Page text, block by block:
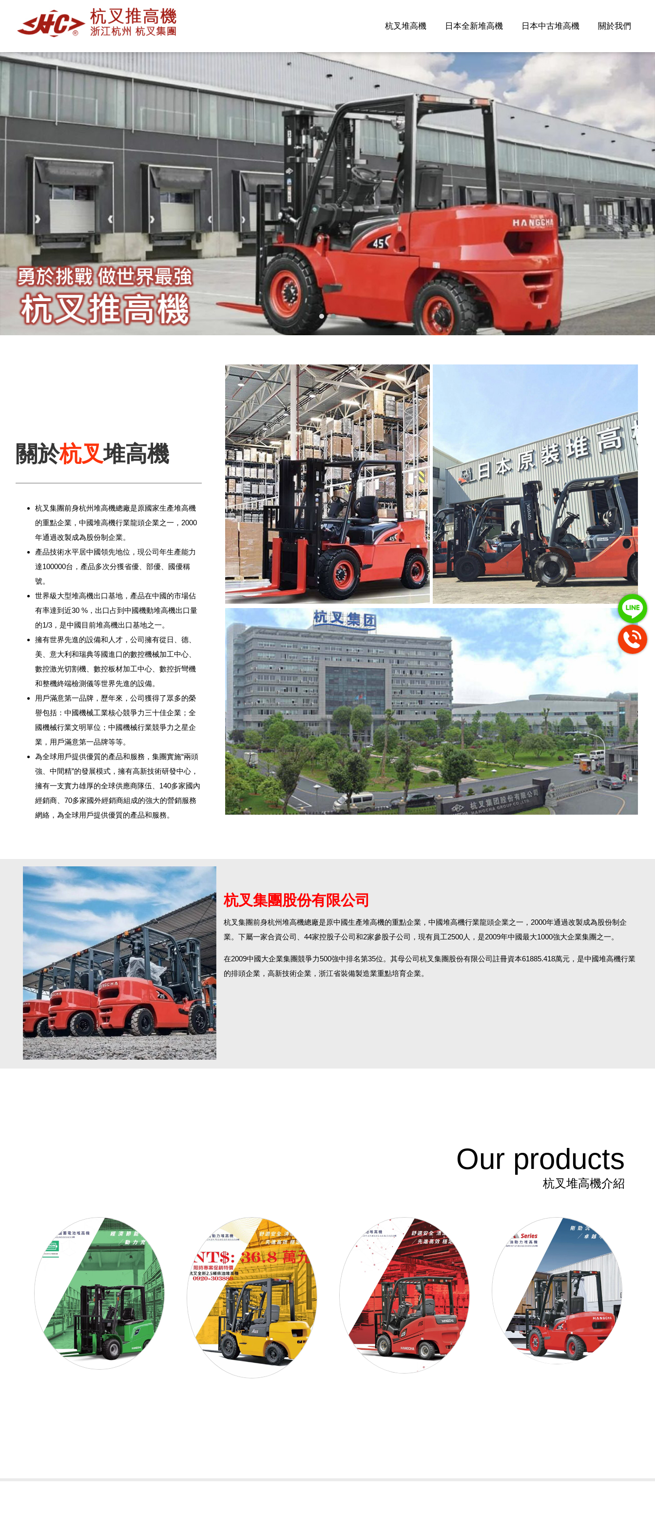
杭叉堆高機 日本全新堆高機 日本中古堆高機 關於我們
關於杭叉堆高機
杭叉集團前身杭州堆高機總廠是原國家生產堆高機
的重點企業，中國堆高機行業龍頭企業之一，2000
年通過改製成為股份制企業。
產品技術水平居中國領先地位，現公司年生產能力
達100000台，產品多次分獲省優、部優、國優稱
號。
世界級大型堆高機出口基地，產品在中國的市場佔
有率達到近30 %，出口占到中國機動堆高機出口量
的1/3，是中國目前堆高機出口基地之一。
擁有世界先進的設備和人才，公司擁有從日、德、
美、意大利和瑞典等國進口的數控機械加工中心、
數控激光切割機、數控板材加工中心、數控折彎機
和整機終端檢測儀等世界先進的設備。
用戶滿意第一品牌，歷年來，公司獲得了眾多的榮
譽包括：中國機械工業核心競爭力三十佳企業；全
國機械行業文明單位；中國機械行業競爭力之星企
業，用戶滿意第一品牌等等。
為全球用戶提供優質的產品和服務，集團實施“兩頭
強、中間精”的發展模式，擁有高新技術研發中心，
擁有一支實力雄厚的全球供應商隊伍、140多家國內
經銷商、70多家國外經銷商組成的強大的營銷服務
網絡，為全球用戶提供優質的產品和服務。
杭叉集團股份有限公司
杭叉集團前身杭州堆高機總廠是原中國生產堆高機的重點企業，中國堆高機行業龍頭企業之一，2000年通過改製成為股份制企
業。下屬一家合資公司、44家控股子公司和2家參股子公司，現有員工2500人，是2009年中國最大1000強大企業集團之一。
在2009中國大企業集團競爭力500強中排名第35位。其母公司杭叉集團股份有限公司註冊資本61885.418萬元，是中國堆高機行業
的排頭企業，高新技術企業，浙江省裝備製造業重點培育企業。
Our products
杭叉堆高機介紹